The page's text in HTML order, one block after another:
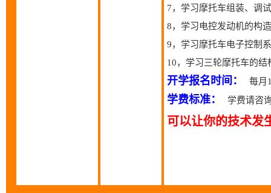
7，学习摩托车组装、调
8，学习电控发动机的构
9，学习摩托车电子控制
10，学习三轮摩托车的
开学报名时间： 每月
学费标准： 学费请咨
可以让你的技术发